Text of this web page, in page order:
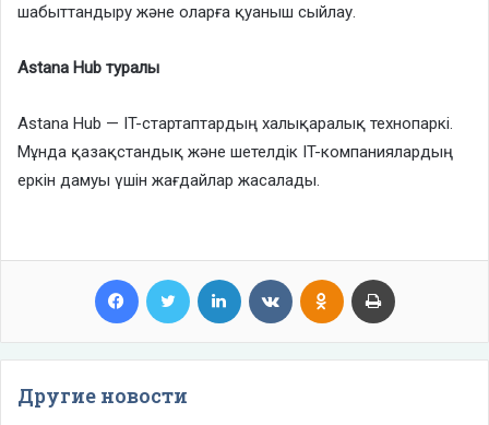
шабыттандыру және оларға қуаныш сыйлау.
Astana Hub туралы
Astana Hub — IT-стартаптардың халықаралық технопаркі.
Мұнда қазақстандық және шетелдік IT-компаниялардың
еркін дамуы үшін жағдайлар жасалады.
Facebook Twitter LinkedIn VKontakteOdnoklassniki
Другие новости